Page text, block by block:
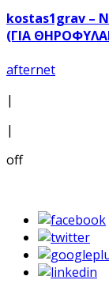
kostas1grav –
(ΓΙΑ
afternet
|
|
off